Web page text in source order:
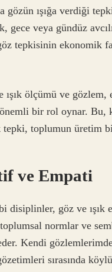
ışığa verdiği
gece veya gündüz
tepkisinin ekonomik
ölçümü ve
bir rol oynar.
tepki, toplumun üretim
ve Empati
göz ve ışık
normlar ve
Kendi
sırasında